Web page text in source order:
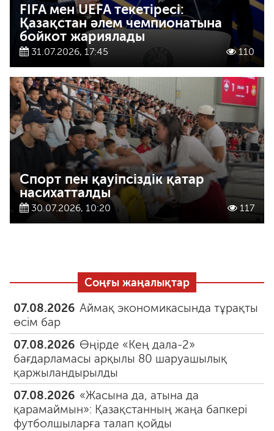
FIFA мен UEFA текетіресі:
Қазақстан әлем чемпионатына
бойкот жариялады
31.07.2026, 17:45 110
Спорт пен қауіпсіздік қатар
насихатталды
30.07.2026, 10:20 117
Соңғы жаңалықтар
07.08.2026 Аймақ экономикасында тұрақты
өсім бар
07.08.2026 Өңірде «Кең дала-2»
бағдарламасы арқылы 80 шаруашылық
қаржыландырылды
07.08.2026 «Жасына да, атына да
қарамаймын»: Қазақстанның жаңа бапкері
футболшыларға талап қойды